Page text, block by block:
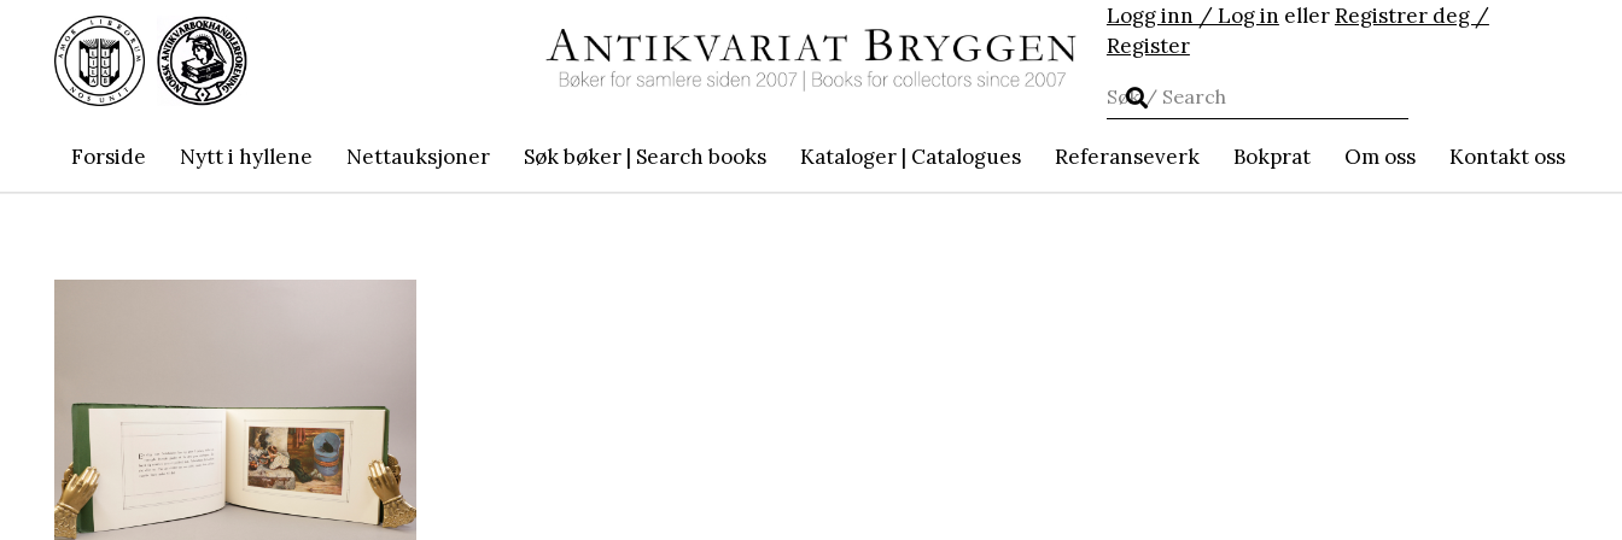
Logg inn / Log in ellerRegistrer deg /
Register
Forside Nytt i hyllene Nettauksjoner Søk bøker | Search books Kataloger | Catalogues Referanseverk Bokprat Om oss Kontakt oss